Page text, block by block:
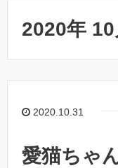
2020年
2020.10.31
愛猫ちゃ